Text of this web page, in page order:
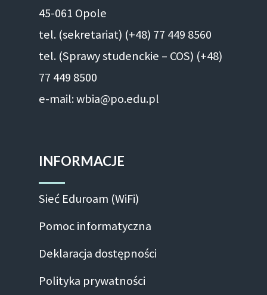
45-061 Opole
tel. (sekretariat) (+48) 77 449 8560
tel. (Sprawy studenckie – COS) (+48)
77 449 8500
e-mail: wbia@po.edu.pl
INFORMACJE
Sieć Eduroam (WiFi)
Pomoc informatyczna
Deklaracja dostępności
Polityka prywatności